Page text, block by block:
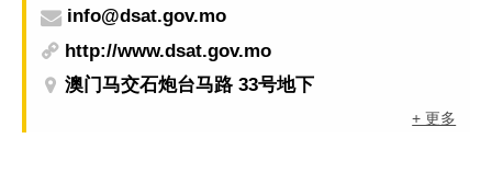
info@dsat.gov.mo
http://www.dsat.gov.mo
澳门马交石炮台马路 33号地下
+ 更多